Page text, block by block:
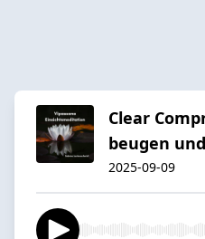
Clear
beugen
2025-09-09